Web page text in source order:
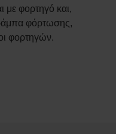
με φορτηγό και,
φόρτωσης,
φορτηγών.